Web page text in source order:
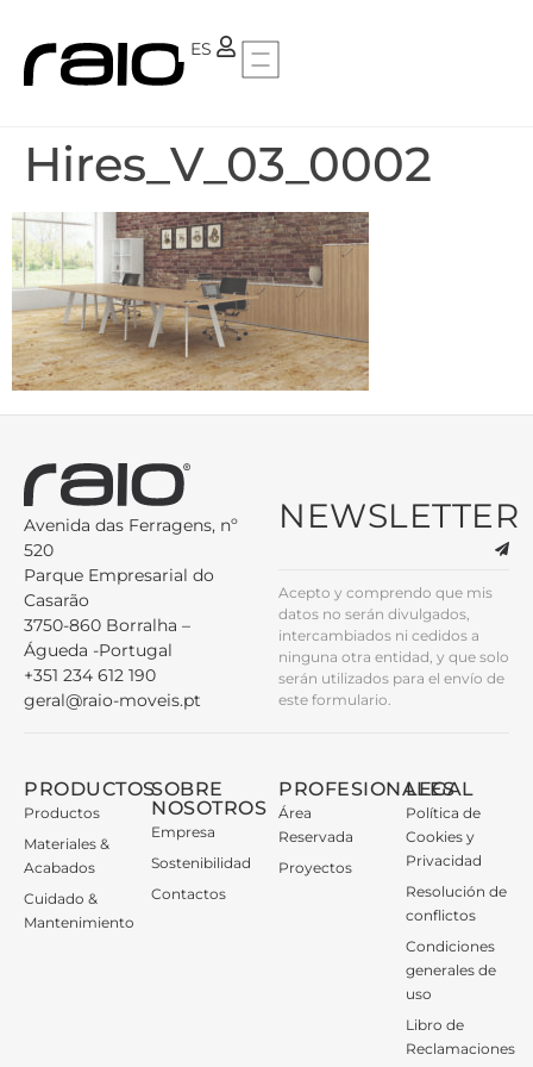
ES
PT
Hires_V_03_0002
Avenida das Ferragens, nº
520
Parque Empresarial do
Casarão
3750-860 Borralha –
Águeda -Portugal
+351 234 612 190
geral@raio-moveis.pt
NEWSLETTER
Acepto y comprendo que mis
datos no serán divulgados,
intercambiados ni cedidos a
ninguna otra entidad, y que solo
serán utilizados para el envío de
este formulario.
PRODUCTOS
Productos
Materiales &
Acabados
Cuidado &
Mantenimiento
SOBRE
NOSOTROS
Empresa
Sostenibilidad
Contactos
PROFESIONALES
Área
Reservada
Proyectos
LEGAL
Política de
Cookies y
Privacidad
Resolución de
conflictos
Condiciones
generales de
uso
Libro de
Reclamaciones